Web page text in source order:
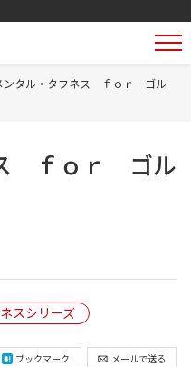
ンタル・タフネス ｆｏｒ ゴル
ｆｏｒ ゴル
スシリーズ
ブックマーク メールで送る